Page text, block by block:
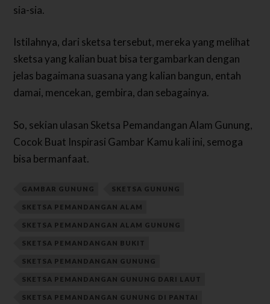
sia-sia.
Istilahnya, dari sketsa tersebut, mereka yang melihat
sketsa yang kalian buat bisa tergambarkan dengan
jelas bagaimana suasana yang kalian bangun, entah
damai, mencekan, gembira, dan sebagainya.
So, sekian ulasan Sketsa Pemandangan Alam Gunung,
Cocok Buat Inspirasi Gambar Kamu kali ini, semoga
bisa bermanfaat.
GAMBAR GUNUNG SKETSA GUNUNG
SKETSA PEMANDANGAN ALAM
SKETSA PEMANDANGAN ALAM GUNUNG
SKETSA PEMANDANGAN BUKIT
SKETSA PEMANDANGAN GUNUNG
SKETSA PEMANDANGAN GUNUNG DARI LAUT
SKETSA PEMANDANGAN GUNUNG DI PANTAI